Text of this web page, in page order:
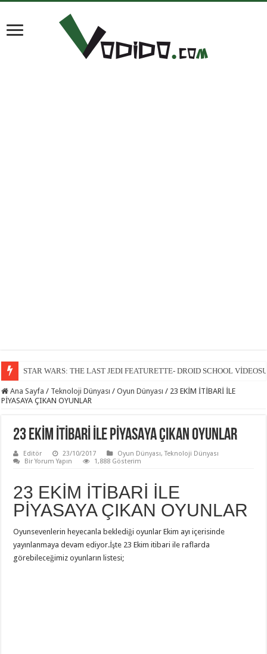
STAR WARS: THE LAST JEDI FEATURETTE- DROID SCHOOL
Ana Sayfa / Teknoloji Dünyası / Oyun Dünyası / 23 EKİM İTİBARİ İLE
PİYASAYA ÇIKAN OYUNLAR
23 EKİM İTİBARİ İLE PİYASAYA ÇIKAN OYUNLAR
Editör 23/10/2017 Oyun Dünyası,Teknoloji Dünyası
Bir Yorum Yapın
1,888 Gösterim
23 EKİM İTİBARİ İLE
PİYASAYA ÇIKAN OYUNLAR
Oyunsevenlerin heyecanla beklediği oyunlar Ekim ayı içerisinde
yayınlanmaya devam ediyor.İşte 23 Ekim itibari ile raflarda
görebileceğimiz oyunların listesi;